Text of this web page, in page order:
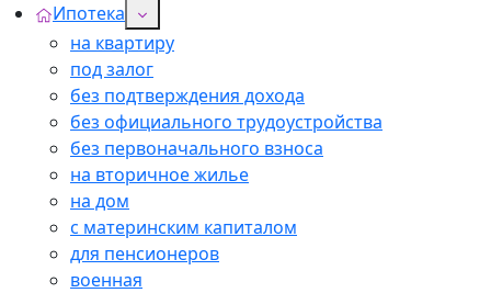
Ипотека
на квартиру
под залог
без подтверждения дохода
без официального трудоустройства
без первоначального взноса
на вторичное жилье
на дом
с материнским капиталом
для пенсионеров
военная